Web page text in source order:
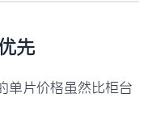
先
单片价格虽然比柜台